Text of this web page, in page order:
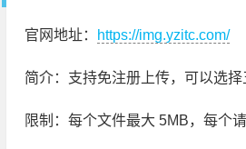
官网地址： https://img.yzitc.com/
简介：支持免注册上传，可以选
限制：每个文件最大 5MB，每个